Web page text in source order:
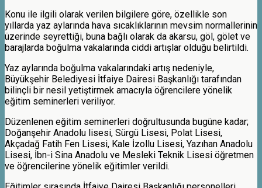
Konu ile ilgili olarak verilen bilgilere göre, özellikle son
yıllarda yaz aylarında hava sıcaklıklarının mevsim normallerinin
üzerinde seyrettiği, buna bağlı olarak da akarsu, göl, gölet ve
barajlarda boğulma vakalarında ciddi artışlar olduğu belirtildi.
Yaz aylarında boğulma vakalarındaki artış nedeniyle,
Büyükşehir Belediyesi İtfaiye Dairesi Başkanlığı tarafından
bilinçli bir nesil yetiştirmek amacıyla öğrencilere yönelik
eğitim seminerleri veriliyor.
Düzenlenen eğitim seminerleri doğrultusunda bugüne kadar;
Doğanşehir Anadolu lisesi, Sürgü Lisesi, Polat Lisesi,
Akçadağ Fatih Fen Lisesi, Kale İzollu Lisesi, Yazıhan Anadolu
Lisesi, İbn-i Sina Anadolu ve Mesleki Teknik Lisesi öğretmen
ve öğrencilerine yönelik eğitimler verildi.